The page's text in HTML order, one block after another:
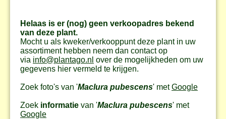
Helaas is er (nog) geen verkoopadres bekend
van deze plant.
Mocht u als kweker/verkooppunt deze plant in uw
assortiment hebben neem dan contact op
via info@plantago.nl over de mogelijkheden om uw
gegevens hier vermeld te krijgen.
Zoek foto's van 'Maclura pubescens' metGoogle
Zoek informatie van 'Maclura pubescens' met
Google